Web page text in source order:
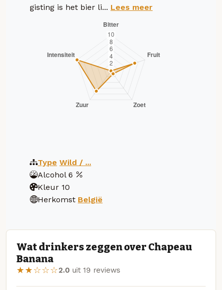
gisting is het bier li... Lees meer
Type Wild / ...
Alcohol 6
Kleur 10
Herkomst België
Wat drinkers zeggen over Chapeau
Banana
★★☆☆☆2.0 uit 19 reviews